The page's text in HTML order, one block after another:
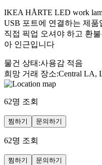
IKEA HÅRTE LED work
USB 포트에 연결하는 제
직접 픽업 오셔야 하고 환
아 인근입니다
물건 상태 :사용감 적음
희망 거래 장소:Central LA,
62명 조회
찜하기 문의하기
62명 조회
찜하기 문의하기